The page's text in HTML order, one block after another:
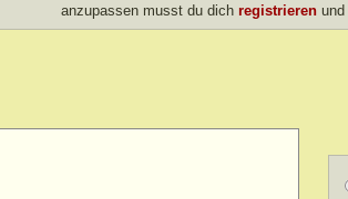
after agg.
agg.
anzupassen musst du dich registrieren